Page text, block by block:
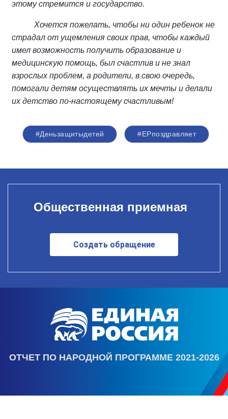
этому стремится и государство.
Хочется пожелать, чтобы ни один ребенок не
страдал от ущемления своих прав, чтобы каждый
имел возможность получить образование и
медицинскую помощь, был счастлив и не знал
взрослых проблем, а родители, в свою очередь,
помогали детям осуществлять их мечты и делали
их детство по-настоящему счастливым!
#Деньзащитыдетей #ЕРпоздравляет
Общественная приемная
Создать обращение
ОТЧЕТ ПО НАРОДНОЙ ПРОГРАММЕ 2021-2026